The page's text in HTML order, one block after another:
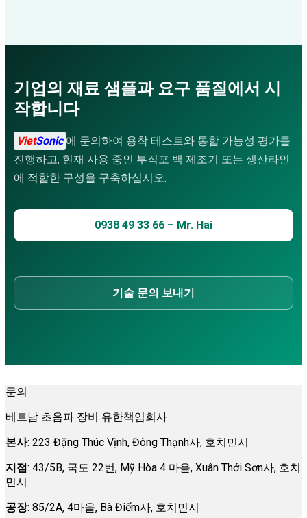
기업의 재료 샘플과 요구 품질에서 시
작합니다
VietSonic 에 문의하여 용착 테스트와 통합 가능성 평가를
진행하고, 현재 사용 중인 부직포 백 제조기 또는 생산라인
에 적합한 구성을 구축하십시오.
0938 49 33 66 – Mr. Hai
기술 문의 보내기
문의
베트남 초음파 장비 유한책임회사
본사: 223 Đặng Thúc Vịnh, Đông Thạnh사, 호치민시
지점: 43/5B, 국도 22번, Mỹ Hòa 4 마을, Xuân Thới Sơn사, 호치
민시
공장: 85/2A, 4마을, Bà Điểm사, 호치민시